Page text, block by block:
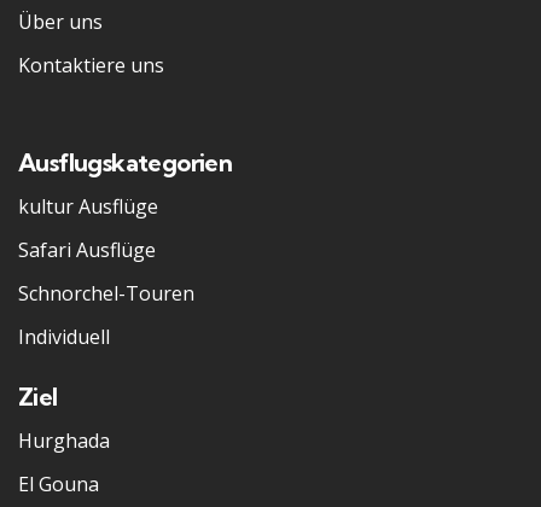
Über uns
Kontaktiere uns
Ausflugskategorien
kultur Ausflüge
Safari Ausflüge
Schnorchel-Touren
Individuell
Ziel
Hurghada
El Gouna